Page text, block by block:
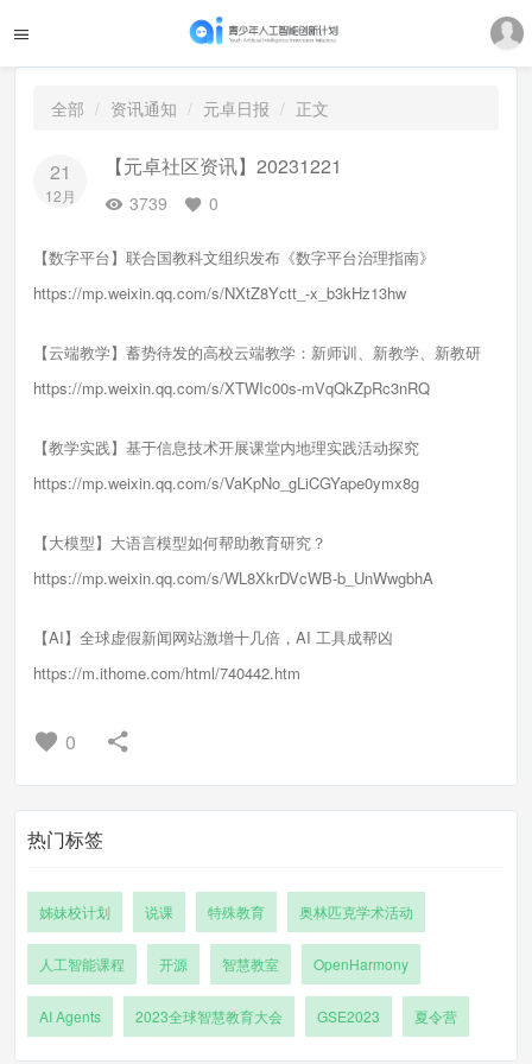
全部 资讯通知 元卓日报 正文
21
12月
【元卓社区资讯】20231221
3739 0
【数字平台】联合国教科文组织发布《数字平台治理指南》
https://mp.weixin.qq.com/s/NXtZ8Yctt_-x_b3kHz13hw
【云端教学】蓄势待发的高校云端教学：新师训、新教学、新教研
https://mp.weixin.qq.com/s/XTWIc00s-mVqQkZpRc3nRQ
【教学实践】基于信息技术开展课堂内地理实践活动探究
https://mp.weixin.qq.com/s/VaKpNo_gLiCGYape0ymx8g
【大模型】大语言模型如何帮助教育研究？
https://mp.weixin.qq.com/s/WL8XkrDVcWB-b_UnWwgbhA
【AI】全球虚假新闻网站激增十几倍，AI 工具成帮凶
https://m.ithome.com/html/740442.htm
0
热门标签
姊妹校计划 说课 特殊教育 奥林匹克学术活动
人工智能课程 开源 智慧教室 OpenHarmony
AI Agents 2023全球智慧教育大会 GSE2023 夏令营